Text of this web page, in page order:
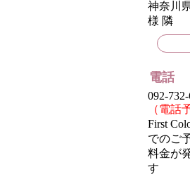
神奈川
様 隣
電話
092-
（電話
First
でのご
料金が
す